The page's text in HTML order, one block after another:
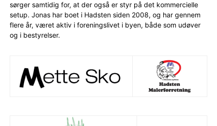
sørger samtidig for, at der også er styr på det kommercielle
setup. Jonas har boet i Hadsten siden 2008, og har gennem
flere år, været aktiv i foreningslivet i byen, både som udøver
og i bestyrelser.